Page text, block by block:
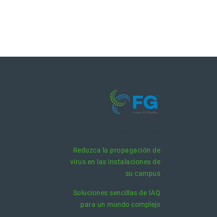
Reduzca la propagación de
virus en las instalaciones de
su campus
Soluciones sencillas de IAQ
para un mundo complejo